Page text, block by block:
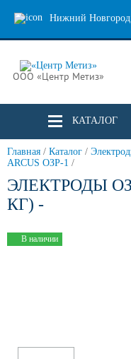
Нижний Новгород
ООО «Центр Метиз»
КАТАЛОГ
Главная / Каталог /
ARCUS ОЗР-1 /
ЭЛЕКТРОДЫ
КГ) -
В наличии